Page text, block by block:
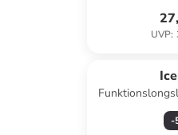
UVP:
-